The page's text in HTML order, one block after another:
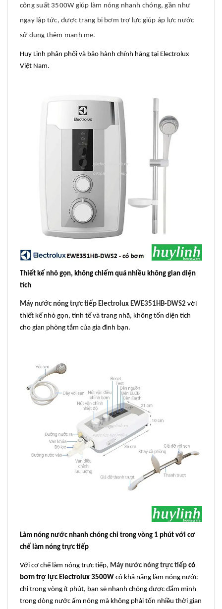
công suất 3500W giúp làm nóng nhanh chóng, gần như
ngay lập tức, được trang bị bơm trợ lực giúp áp lực nước
sử dụng thêm mạnh mẽ.
Huy Linh phân phối và bảo hành chính hãng tại Electrolux
Việt Nam.
Thiết kế nhỏ gọn, không chiếm quá nhiều không gian diện
tích
Máy nước nóng trực tiếp Electrolux EWE351HB-DWS2 với
thiết kế nhỏ gọn, tinh tế và trang nhã, không tốn diện tích
cho gian phòng tắm của gia đình bạn.
Làm nóng nước nhanh chóng chỉ trong vòng 1 phút với cơ
chế làm nóng trực tiếp
Với cơ chế làm nóng trực tiếp, Máy nước nóng trực tiếp có
bơm trợ lực Electrolux 3500W có khả năng làm nóng nước
chỉ trong vòng ít phút, bạn sẽ nhanh chóng được đắm mình
trong dòng nước ấm nóng mà không phải tốn nhiều thời gian